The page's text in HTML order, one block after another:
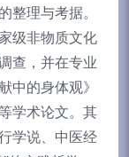
整理与考据。
级非物质文化
查，并在专业
中的身体观》
学术论文。其
学说、中医经